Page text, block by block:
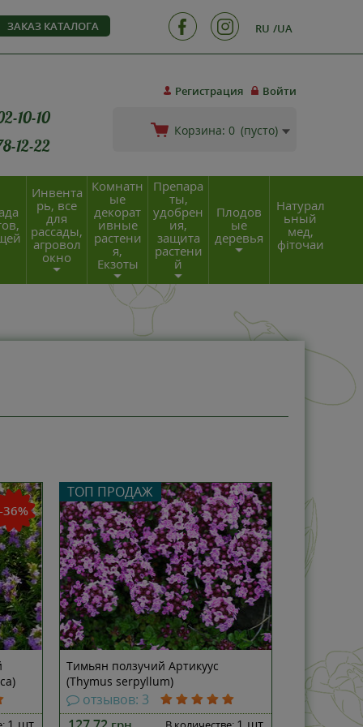
ЗАКАЗ КАТАЛОГА RU UA
Регистрация Войти
Корзина: 0 (пусто)
10-10
12-22
Инвента
рь, все
для
рассады,
агровол
окно
Комнатн
ые
декорат
ивные
растени
я,
Екзоты
Препара
ты,
удобрен
ия,
защита
растени
й
Плодов
ые
деревья
Натурал
ьный
мед,
фіточаи
36%
1 шт
ТОП ПРОДАЖ
Тимьян ползучий Артикуус
(Thymus serpyllum)
отзывов: 3
1 шт